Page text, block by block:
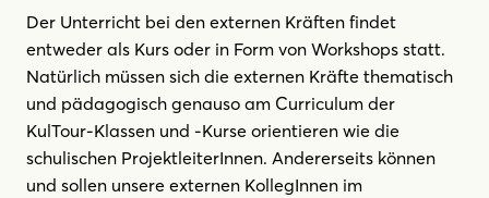
Der Unterricht bei den externen Kräften findet
entweder als Kurs oder in Form von Workshops statt.
Natürlich müssen sich die externen Kräfte thematisch
und pädagogisch genauso am Curriculum der
KulTour-Klassen und -Kurse orientieren wie die
schulischen ProjektleiterInnen. Andererseits können
und sollen unsere externen KollegInnen im